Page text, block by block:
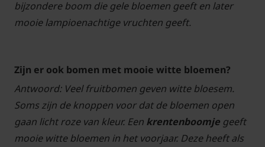
bijzondere boom die gele bloemen geeft en later
mooie lampioenachtige vruchten geeft.
Zijn er ook bomen met mooie witte bloemen?
Antwoord: Veel fruitbomen geven witte bloesem.
Soms zijn de knoppen voor dat de bloemen open
gaan licht roze van kleur. Een krentenboomje geeft
mooie witte bloemen in het voorjaar. Deze heeft als